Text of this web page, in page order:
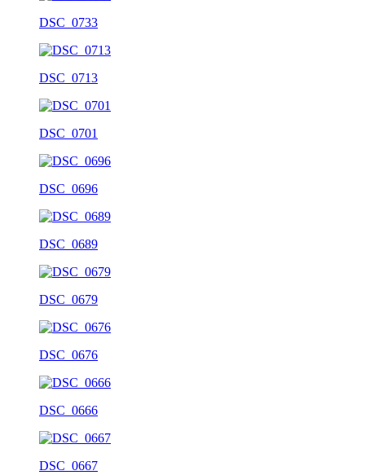
DSC_0733
DSC_0713
DSC_0701
DSC_0696
DSC_0689
DSC_0679
DSC_0676
DSC_0666
DSC_0667